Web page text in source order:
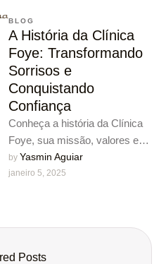
BLOG
A História da Clínica
Foye: Transformando
Sorrisos e
Conquistando
Confiança
Conheça a história da Clínica
Foye, sua missão, valores e
como se tornou uma referência
em tratamentos odontológicos
by Yasmin Aguiar
janeiro 5, 2025
Posts